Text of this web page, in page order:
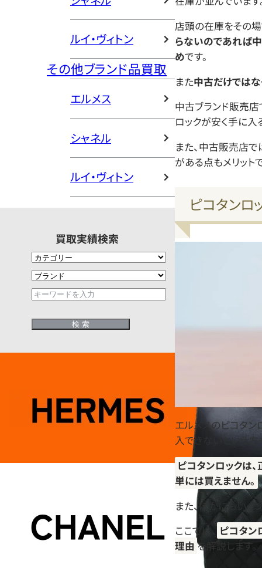
ルイ・ヴィトン
その他ブランド品買取
エルメス
シャネル
ルイ・ヴィトン
買取実績検索
店頭の在庫をその
らないのであれば
めです。
また中古だけでは
中古ブランド販売
ロックが安く手に入
また、中古販売店
がある点もメリット
ピコタンロ
エルメスのピコタン
入できないという方
ピコタンロックは
単には買えません。
また、ほかにもいく
ここでは、 ピコタン
理由 を解説します。